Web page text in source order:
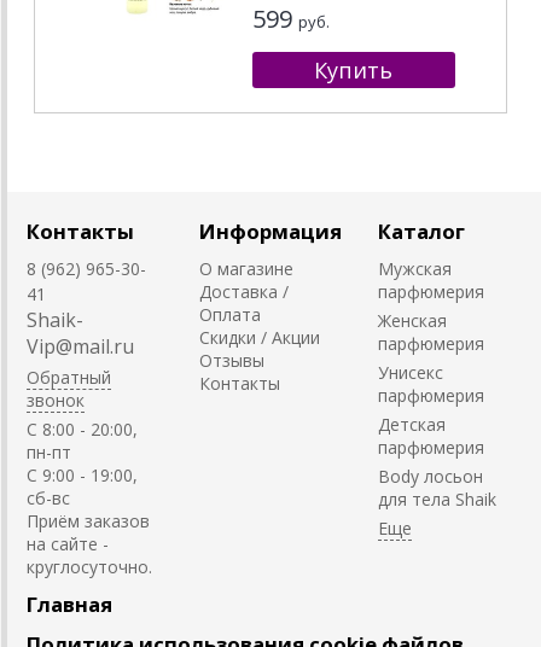
599 руб.
Контакты
8 (962) 965-30-
41
Shaik-
Vip@mail.ru
Обратный
звонок
C 8:00 - 20:00,
пн-пт
С 9:00 - 19:00,
сб-вс
Приём заказов
на сайте -
круглосуточно.
Информация
О магазине
Доставка /
Оплата
Скидки / Акции
Отзывы
Контакты
Каталог
Мужская
парфюмерия
Женская
парфюмерия
Унисекс
парфюмерия
Детская
парфюмерия
Body лосьон
для тела Shaik
Главная